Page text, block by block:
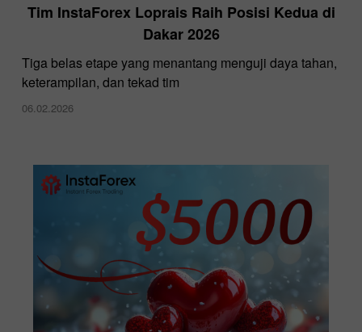
Tim InstaForex Loprais Raih Posisi Kedua di
Dakar 2026
Tiga belas etape yang menantang menguji daya tahan,
keterampilan, dan tekad tim
06.02.2026